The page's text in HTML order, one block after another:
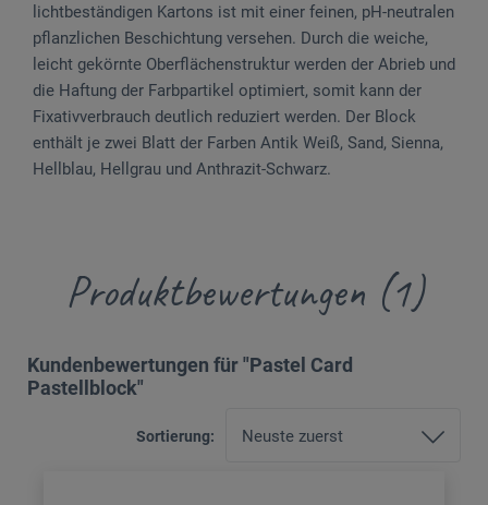
lichtbeständigen Kartons ist mit einer feinen, pH-neutralen
pflanzlichen Beschichtung versehen. Durch die weiche,
leicht gekörnte Oberflächenstruktur werden der Abrieb und
die Haftung der Farbpartikel optimiert, somit kann der
Fixativverbrauch deutlich reduziert werden. Der Block
enthält je zwei Blatt der Farben Antik Weiß, Sand, Sienna,
Hellblau, Hellgrau und Anthrazit-Schwarz.
Produktbewertungen (1)
Kundenbewertungen für "Pastel Card
Pastellblock"
Sortierung: